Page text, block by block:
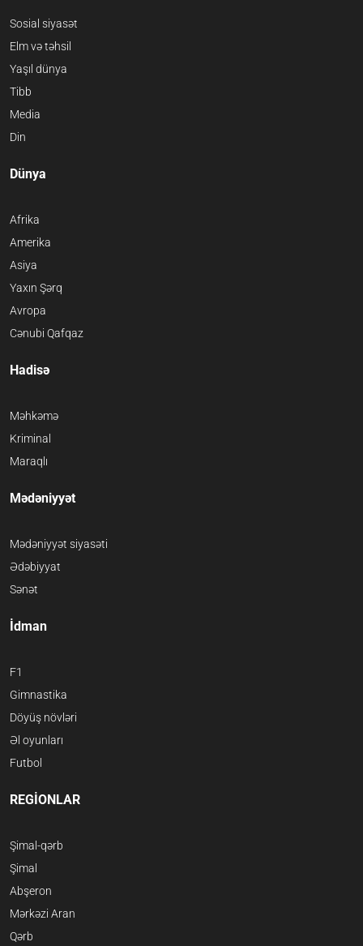
Sosial siyasət
Elm və təhsil
Yaşıl dünya
Tibb
Media
Din
Dünya
Afrika
Amerika
Asiya
Yaxın Şərq
Avropa
Cənubi Qafqaz
Hadisə
Məhkəmə
Kriminal
Maraqlı
Mədəniyyət
Mədəniyyət siyasəti
Ədəbiyyat
Sənət
İdman
F1
Gimnastika
Döyüş növləri
Əl oyunları
Futbol
REGİONLAR
Şimal-qərb
Şimal
Abşeron
Mərkəzi Aran
Qərb